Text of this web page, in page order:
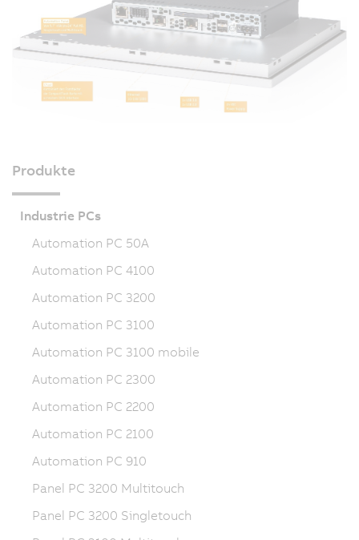
Produkte
Industrie PCs
Automation PC 50A
Automation PC 4100
Automation PC 3200
Automation PC 3100
Automation PC 3100 mobile
Automation PC 2300
Automation PC 2200
Automation PC 2100
Automation PC 910
Panel PC 3200 Multitouch
Panel PC 3200 Singletouch